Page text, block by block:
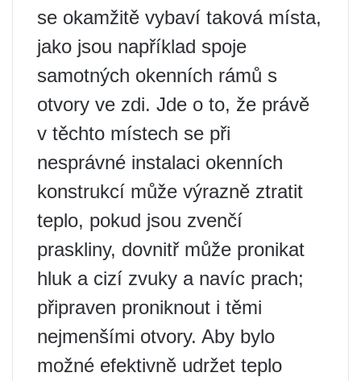
se okamžitě vybaví taková místa,
jako jsou například spoje
samotných okenních rámů s
otvory ve zdi. Jde o to, že právě
v těchto místech se při
nesprávné instalaci okenních
konstrukcí může výrazně ztratit
teplo, pokud jsou zvenčí
praskliny, dovnitř může pronikat
hluk a cizí zvuky a navíc prach;
připraven proniknout i těmi
nejmenšími otvory. Aby bylo
možné efektivně udržet teplo